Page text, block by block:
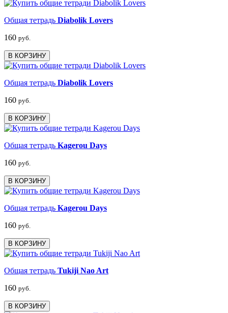
Общая тетрадь Diabolik Lovers
160 руб.
В КОРЗИНУ
Общая тетрадь Diabolik Lovers
160 руб.
В КОРЗИНУ
Общая тетрадь Kagerou Days
160 руб.
В КОРЗИНУ
Общая тетрадь Kagerou Days
160 руб.
В КОРЗИНУ
Общая тетрадь Tukiji Nao Art
160 руб.
В КОРЗИНУ